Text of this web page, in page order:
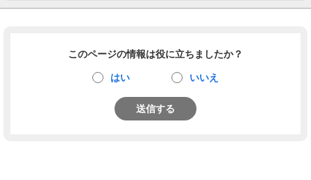
このページの情報は役に立ちましたか？
はい いいえ
送信する